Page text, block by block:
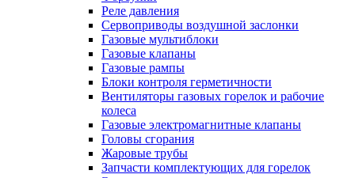
Реле давления
Сервоприводы воздушной заслонки
Газовые мультиблоки
Газовые клапаны
Газовые рампы
Блоки контроля герметичности
Вентиляторы газовых горелок и рабочие
колеса
Газовые электромагнитные клапаны
Головы сгорания
Жаровые трубы
Запчасти комплектующих для горелок